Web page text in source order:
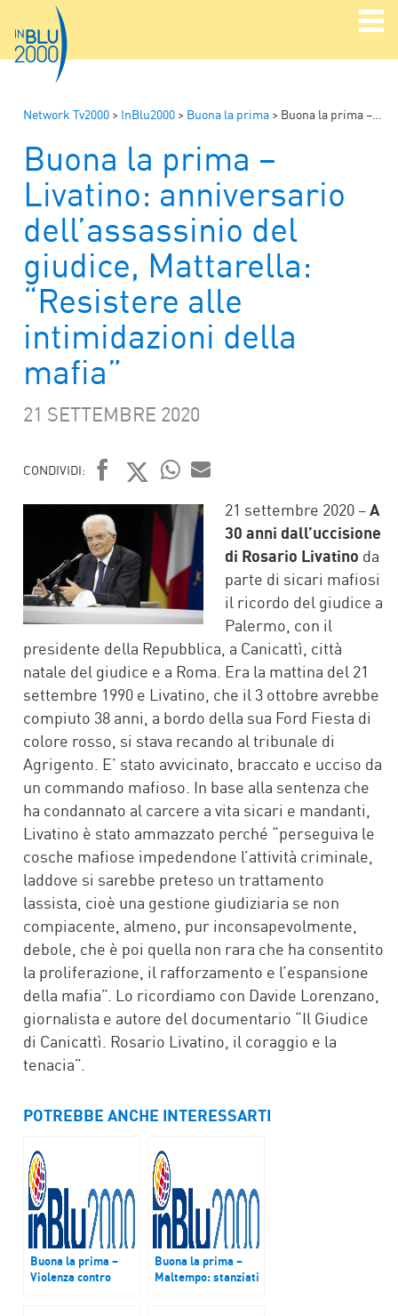
Network Tv2000 > InBlu2000 > Buona la prima > Buona la prima – Livatino: anniversario dell’assassinio del giudice, Mattarella: “Resistere alle intimidazioni della mafia”
Buona la prima –
Livatino: anniversario
dell’assassinio del
giudice, Mattarella:
“Resistere alle
intimidazioni della
mafia”
21 SETTEMBRE 2020
CONDIVIDI:
FACEBOOK
TWITTER
WHATSAPP
MAIL21 settembre 2020 –A
30 anni dall’uccisione
di Rosario Livatino da
parte di sicari mafiosi
il ricordo del giudice a
Palermo, con il
presidente della Repubblica, a Canicattì, città
natale del giudice e a Roma. Era la mattina del 21
settembre 1990 e Livatino, che il 3 ottobre avrebbe
compiuto 38 anni, a bordo della sua Ford Fiesta di
colore rosso, si stava recando al tribunale di
Agrigento. E’ stato avvicinato, braccato e ucciso da
un commando mafioso. In base alla sentenza che
ha condannato al carcere a vita sicari e mandanti,
Livatino è stato ammazzato perché “perseguiva le
cosche mafiose impedendone l’attività criminale,
laddove si sarebbe preteso un trattamento
lassista, cioè una gestione giudiziaria se non
compiacente, almeno, pur inconsapevolmente,
debole, che è poi quella non rara che ha consentito
la proliferazione, il rafforzamento e l’espansione
della mafia”. Lo ricordiamo con Davide Lorenzano,
giornalista e autore del documentario “Il Giudice
di Canicattì. Rosario Livatino, il coraggio e la
tenacia”.
POTREBBE ANCHE INTERESSARTI
Buona la prima –
Violenza contro
Buona la prima –
Maltempo: stanziati